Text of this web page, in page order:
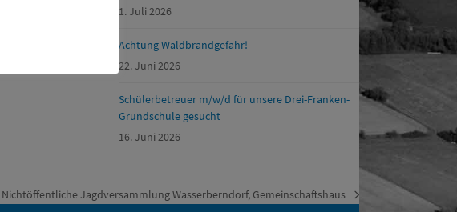
1. Juli 2026
Achtung Waldbrandgefahr!
22. Juni 2026
Schülerbetreuer m/w/d für unsere Drei-Franken-
Grundschule gesucht
16. Juni 2026
Nächster
Nichtöffentliche Jagdversammlung Wasserberndorf, Gemeinschaftshaus